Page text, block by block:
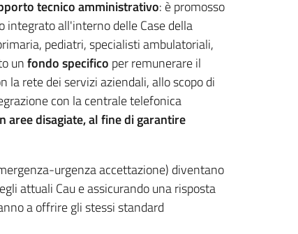
tecnico amministrativo: è promosso
all'interno delle Case della
pediatri, specialisti ambulatoriali,
unfondo specifico per remunerare il
rete dei servizi aziendali, allo scopo di
con la centrale telefonica
aree disagiate, al fine di garantire
urgenza accettazione) diventano
attuali Cau e assicurando una risposta
a offrire gli stessi standard